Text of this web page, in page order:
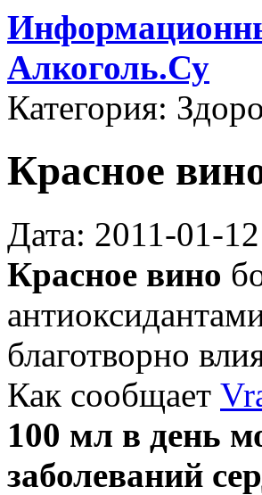
Алкоголь.Су
Категория:
Красное
Дата: 2011-01-
Красное вино
благотворно
Как сообщает
100 мл в день
заболеваний